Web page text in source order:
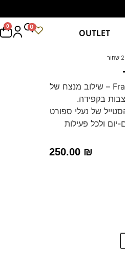
OUTLET
0 0
נעלי ספורט לגברים 2960 שחור מבית Franco Bane – שילוב מנצח של
בקפידה.
של נעלי ספורט
יום ולכל פעילות
250.00 ₪